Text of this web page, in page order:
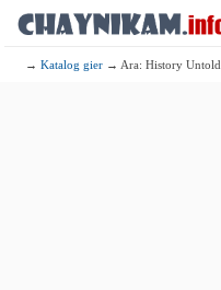
→Katalog gier → Ara: History Untold